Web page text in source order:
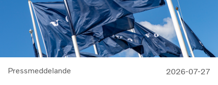
Pressmeddelande 2026-07-27